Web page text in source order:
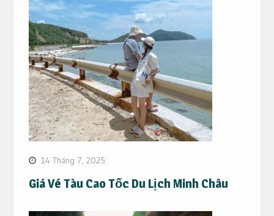
14 Tháng 7, 2025
Giá Vé Tàu Cao Tốc Du Lịch Minh Châu